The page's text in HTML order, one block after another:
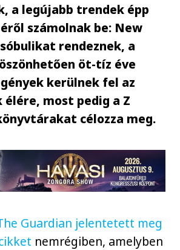
a legújabb trendek épp
számolnak be: New
rendeznek, a
öt-tíz éve
kerülnek fel az
most pedig a Z
célozza meg.
Guardian jelentetett meg
nemrégiben, amelyben